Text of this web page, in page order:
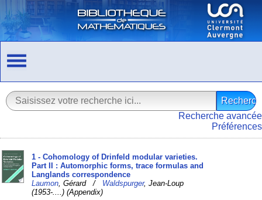
Recherche avancée
Préférences
1 - Cohomology of Drinfeld modular varieties.
Part II : Automorphic forms, trace formulas and
Langlands correspondence
Laumon , Gérard / Waldspurger, Jean-Loup
(1953-....) (Appendix)